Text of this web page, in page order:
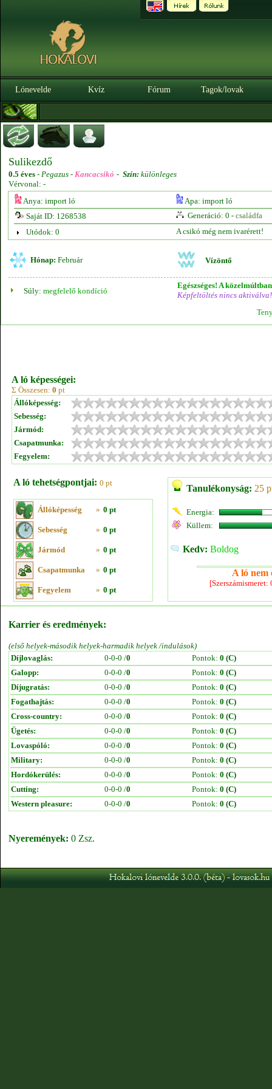
Lónevelde Kvíz Fórum Tagok/lovak
Sulikezdő
0.5 éves - Pegazus - Kancacsikó - Szín: különleges
Vérvonal: -
Anya: import ló
Apa: import ló
Saját ID: 1268538
Generáció: 0 - családfa
Utódok: 0
A csikó még nem ivarérett!
Hónap: Február Vízöntő
Súly: megfelelő kondíció
Egészséges! A
Képfeltöltés nincs aktiválva!
A ló képességei:
Σ Összesen: 0 pt
Állóképesség:
Sebesség:
Jármód:
Csapatmunka:
Fegyelem:
A ló tehetségpontjai: 0 pt
Állóképesség » 0 pt
Sebesség » 0 pt
Jármód » 0 pt
Csapatmunka » 0 pt
Fegyelem » 0 pt
Tanulékonyság: 25
Energia:
Küllem:
Kedv: Boldog
A ló nem
Karrier és eredmények:
(első helyek-második helyek-harmadik helyek /indulások)
Díjlovaglás:
0-0-0 /0 Pontok: 0 (C)
Galopp:
0-0-0 /0 Pontok: 0 (C)
Díjugratás:
0-0-0 /0 Pontok: 0 (C)
Fogathajtás:
0-0-0 /0 Pontok: 0 (C)
Cross-country:
0-0-0 /0 Pontok: 0 (C)
Ügetés:
0-0-0 /0 Pontok: 0 (C)
Lovaspóló:
0-0-0 /0 Pontok: 0 (C)
Military:
0-0-0 /0 Pontok: 0 (C)
Hordókerülés:
0-0-0 /0 Pontok: 0 (C)
Cutting:
0-0-0 /0 Pontok: 0 (C)
Western pleasure:
0-0-0 /0 Pontok: 0 (C)
Nyeremények: 0 Zsz.